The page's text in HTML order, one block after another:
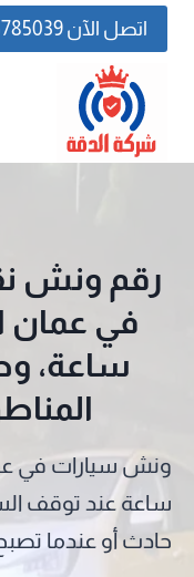
التجاوز
المحتوى
اتصل الآن 0795785039
رقم ونش
ساعة،
المناطق
ساعة عند توقف
حادث أو عندما تصبح